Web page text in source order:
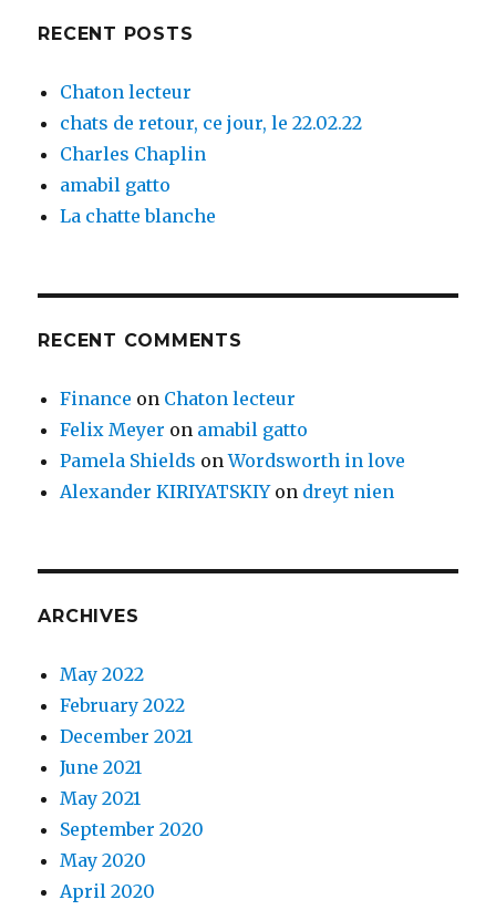
RECENT POSTS
Chaton lecteur
chats de retour, ce jour, le 22.02.22
Charles Chaplin
amabil gatto
La chatte blanche
RECENT COMMENTS
Finance on Chaton lecteur
Felix Meyer on amabil gatto
Pamela Shields onWordsworth in love
Alexander KIRIYATSKIYon dreyt nien
ARCHIVES
May 2022
February 2022
December 2021
June 2021
May 2021
September 2020
May 2020
April 2020